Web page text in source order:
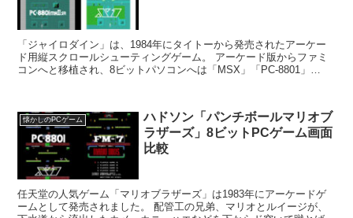
「ジャイロダイン」は、1984年にタイトーから発売されたアーケー
ド用縦スクロールシューティングゲーム。 アーケード版からファミ
コンへと移植され、8ビットパソコンへは「MSX」「PC-8801」
懐かしのPCゲーム
ハドソン「パンチボールマリオブ
ラザーズ」8ビットPCゲーム画面
比較
任天堂の人気ゲーム「マリオブラザーズ」は1983年にアーケードゲ
ームとして発売されました。 配管工の兄弟、マリオとルイージが、